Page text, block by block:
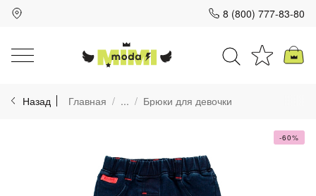
8 (800) 777-83-80
Назад Главная ... Брюки для девочки
-60%
Для клиентов всех банков
Разбейте
без переплат